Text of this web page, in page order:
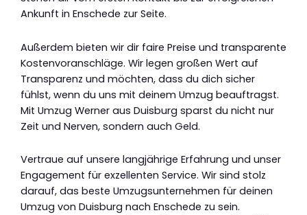
Ankunft in Enschede zur Seite.
Außerdem bieten wir dir faire Preise und transparente
Kostenvoranschläge. Wir legen großen Wert auf
Transparenz und möchten, dass du dich sicher
fühlst, wenn du uns mit deinem Umzug beauftragst.
Mit Umzug Werner aus Duisburg sparst du nicht nur
Zeit und Nerven, sondern auch Geld.
Vertraue auf unsere langjährige Erfahrung und unser
Engagement für exzellenten Service. Wir sind stolz
darauf, das beste Umzugsunternehmen für deinen
Umzug von Duisburg nach Enschede zu sein.